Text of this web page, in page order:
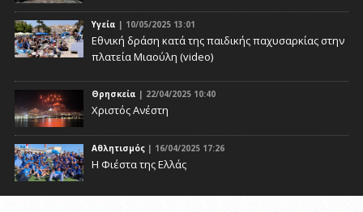
Υγεία | 10/05/2025 13:01
Eθνική δράση κατά της παιδικής παχυσαρκίας στην
πλατεία Μιαούλη (video)
Θρησκεία | 22/04/2025 10:40
Χριστός Ανέστη
Αθλητισμός | 16/04/2025 17:26
Η Φιέστα της Ελλάς